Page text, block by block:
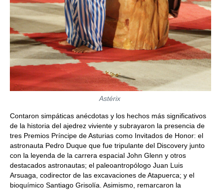
Astérix
Contaron simpáticas anécdotas y los hechos más significativos
de la historia del ajedrez viviente y subrayaron la presencia de
tres Premios Príncipe de Asturias como Invitados de Honor: el
astronauta Pedro Duque que fue tripulante del Discovery junto
con la leyenda de la carrera espacial John Glenn y otros
destacados astronautas; el paleoantropólogo Juan Luis
Arsuaga, codirector de las excavaciones de Atapuerca; y el
bioquímico Santiago Grisolía. Asimismo, remarcaron la